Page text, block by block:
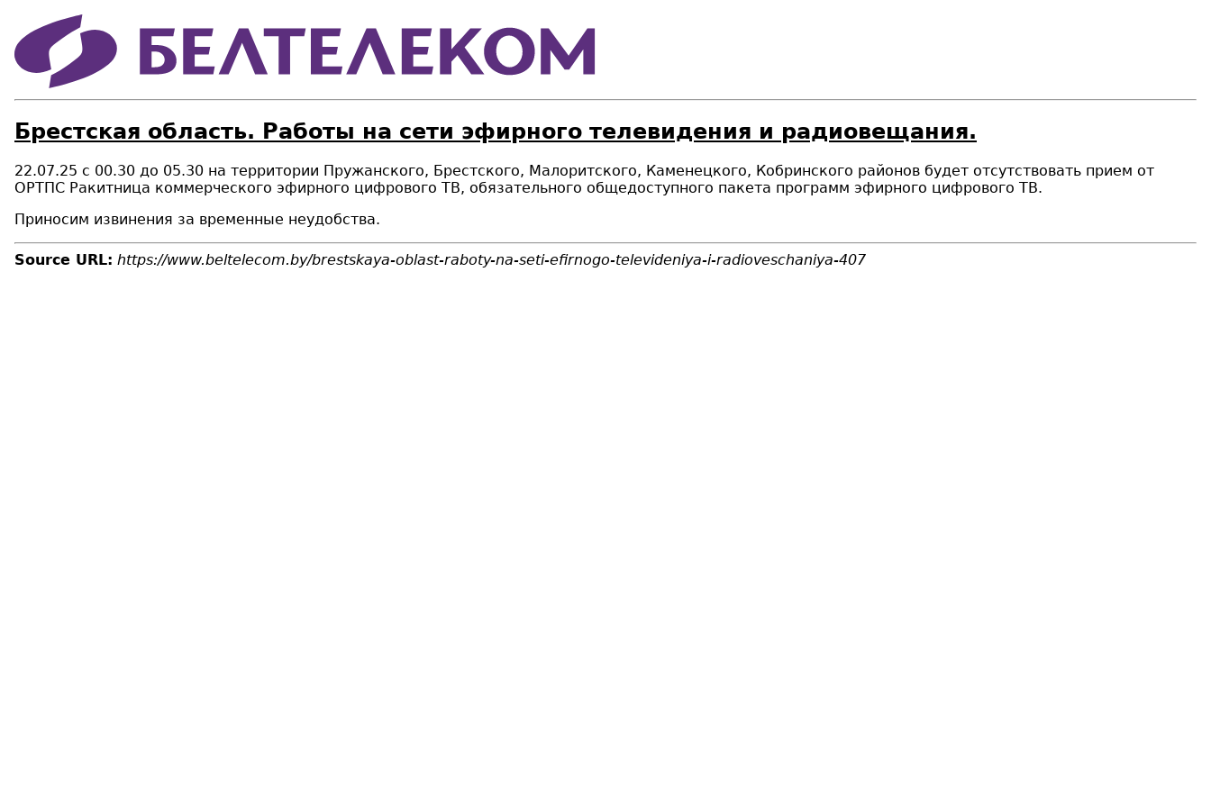
Брестская область. Работы на сети эфирного телевидения и радиовещания.
22.07.25 с 00.30 до 05.30 на территории Пружанского, Брестского, Малоритского, Каменецкого, Кобринского районов будет отсутствовать прием от
ОРТПС Ракитница коммерческого эфирного цифрового ТВ, обязательного общедоступного пакета программ эфирного цифрового ТВ.
Приносим извинения за временные неудобства.
Source URL: https://www.beltelecom.by/brestskaya-oblast-raboty-na-seti-efirnogo-televideniya-i-radioveschaniya-407